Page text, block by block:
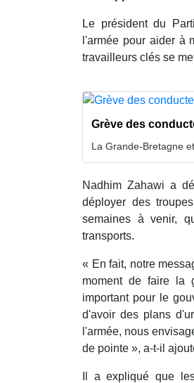
Le président du
l'armée pour aider à
travailleurs clés se
Grève des
La Grande-Bretagne
Nadhim Zahawi a
déployer des
semaines à venir,
transports.
« En fait, notre
moment de faire la
important pour le
d'avoir des plans
l'armée, nous
de pointe », a-t-il
Il a expliqué que